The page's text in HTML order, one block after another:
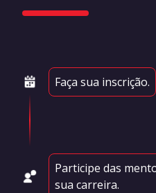
Faça sua inscrição.
Participe das
sua carreira.